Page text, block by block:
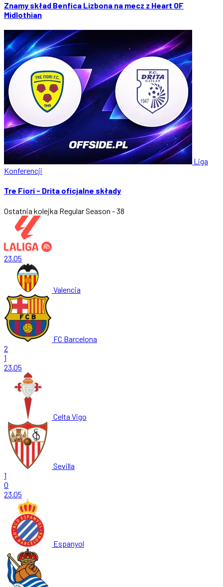
Znamy skład Benfica Lizbona na mecz z Heart OF
Midlothian
Liga
Konferencji
Tre Fiori - Drita oficjalne składy
Ostatnia kolejka Regular Season - 38
23.05
Valencia
FC Barcelona
2
1
23.05
Celta Vigo
Sevilla
1
0
23.05
Espanyol